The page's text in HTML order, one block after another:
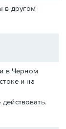
в другом
в Черном
и на